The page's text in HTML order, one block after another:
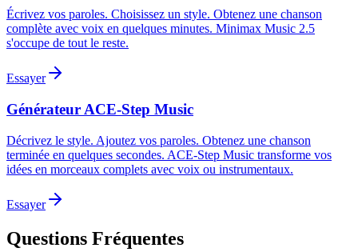
Écrivez vos paroles. Choisissez un style. Obtenez une chanson
complète avec voix en quelques minutes. Minimax Music 2.5
s'occupe de tout le reste.
Essayer
Générateur ACE-Step Music
Décrivez le style. Ajoutez vos paroles. Obtenez une chanson
terminée en quelques secondes. ACE-Step Music transforme vos
idées en morceaux complets avec voix ou instrumentaux.
Essayer
Questions Fréquentes